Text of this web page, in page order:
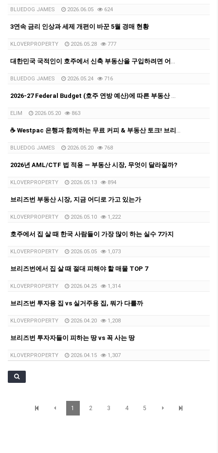
BLUEDOG JAMES 2026.06.05 624
3연속 금리 인상과 세제 개편이 바꾼 5월 경매 현황
KLOVERPROPERTY 2026.05.28 777
대한민국 국적인이 호주에서 신축 부동산을 구입하려면 어떤 절차로 진행될까요?
BLUEDOG JAMES 2026.05.24 716
2026-27 Federal Budget (호주 연방 예산)에 따른 부동산 전망과 영향
ELIM 2026.05.20 863
☕ Westpac 은행과 함께하는 무료 커피 & 부동산 토크! 브리즈번 부동산·홈론·투자 상담 진행
BLUEDOG JAMES 2026.05.20 768
2026년 AML/CTF 법 적용 — 부동산 시장, 무엇이 달라질까?
KLOVERPROPERTY 2026.05.13 894
브리즈번 부동산 시장, 지금 어디로 가고 있는가
KLOVERPROPERTY 2026.05.10 1,222
호주에서 집 살 때 한국 사람들이 가장 많이 하는 실수 7가지
KLOVERPROPERTY 2026.05.05 1,073
브리즈번에서 집 살 때 절대 피해야 할 매물 TOP 7
KLOVERPROPERTY 2026.04.25 1,314
브리즈번 투자용 집 vs 실거주용 집, 뭐가 다를까
KLOVERPROPERTY 2026.04.20 1,208
브리즈번 투자자들이 피하는 땅 vs 꼭 사는 땅
KLOVERPROPERTY 2026.04.15 1,307
1 2 3 4 5